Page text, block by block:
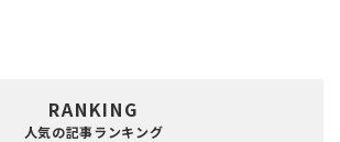
RANKING
人気の記事ランキング